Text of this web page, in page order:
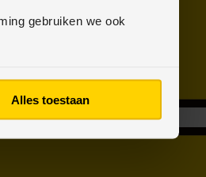
gebruiken we ook
Alles toestaan